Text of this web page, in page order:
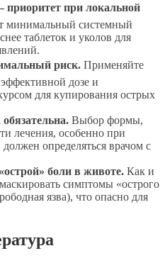
при локальной
минимальный системный
таблеток и уколов для
риск. Применяйте
дозе и
для купирования острых
Выбор формы,
лечения, особенно при
определяться врачом с
боли в животе. Как и
симптомы «острого
язва), что опасно для